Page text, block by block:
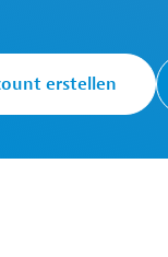
Projektträger
erstellen